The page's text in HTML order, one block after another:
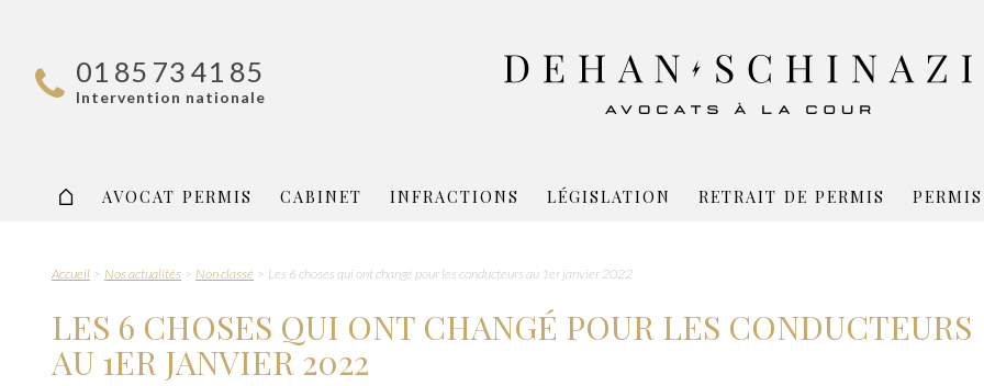
01 85 73 41 85
Intervention nationale
AVOCAT PERMIS CABINET INFRACTIONS LÉGISLATION RETRAIT DE PERMIS
Accueil Nos actualités Non classé Les 6 choses qui ont changé pour les conducteurs au 1er janvier 2022
LES 6 CHOSES QUI ONT CHANGÉ POUR LES CONDUCTEURS
AU 1ER JANVIER 2022